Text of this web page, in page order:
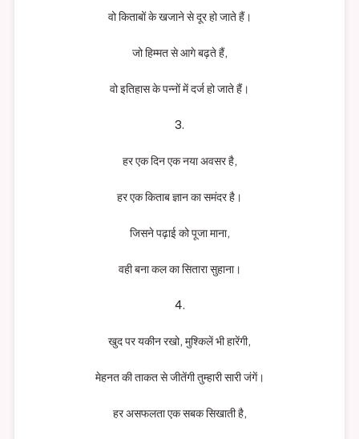
वो किताबों के खजाने से दूर हो जाते हैं।
जो हिम्मत से आगे बढ़ते हैं,
वो इतिहास के पन्नों में दर्ज हो जाते हैं।
3.
हर एक दिन एक नया अवसर है,
हर एक किताब ज्ञान का समंदर है।
जिसने पढ़ाई को पूजा माना,
वही बना कल का सितारा सुहाना।
4.
खुद पर यकीन रखो, मुश्किलें भी हारेंगी,
मेहनत की ताकत से जीतेंगी तुम्हारी सारी जंगें।
हर असफलता एक सबक सिखाती है,